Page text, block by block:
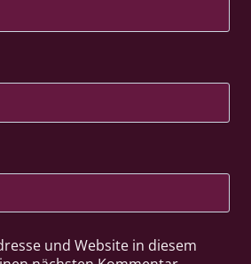
und Website in diesem